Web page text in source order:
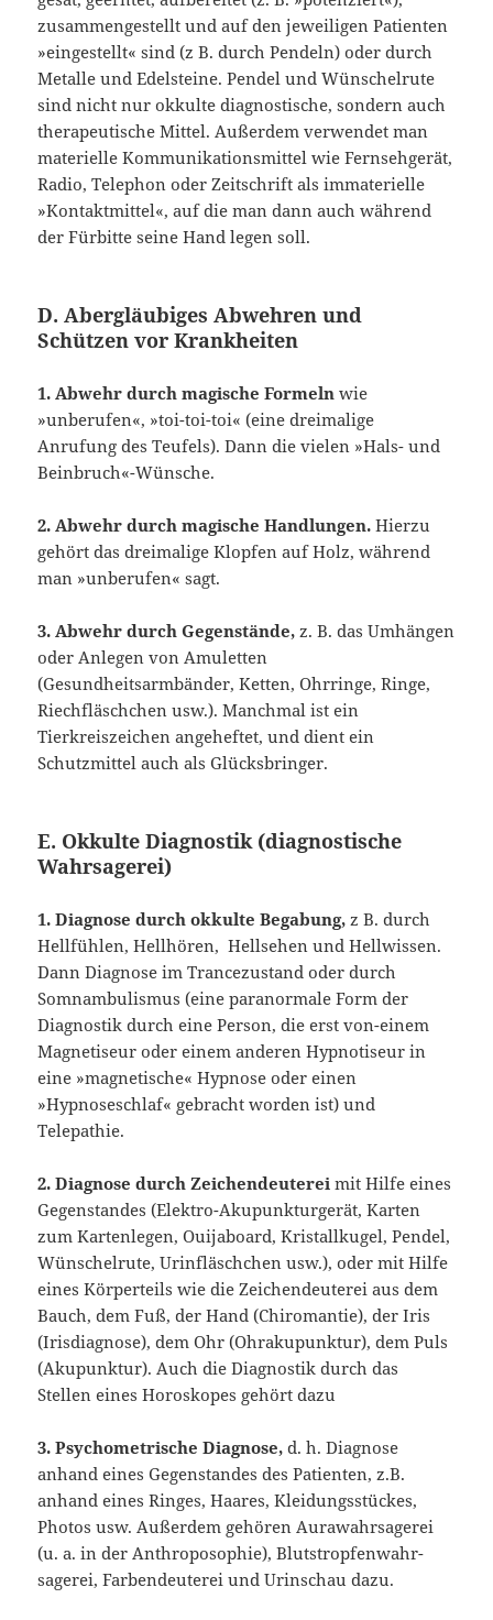
zusammengestellt und auf den jeweiligen Patienten
»eingestellt« sind (z B. durch Pendeln) oder durch
Metalle und Edelstei­ne. Pendel und Wünschelrute
sind nicht nur okkulte diagnostische, sondern auch
therapeutische Mittel. Außerdem verwendet man
materielle Kommunikationsmittel wie Fernsehgerät,
Radio, Telephon oder Zeitschrift als immaterielle
»Kontaktmit­tel«, auf die man dann auch während
der Fürbitte seine Hand legen soll.
D. Abergläubiges Abwehren und
Schützen vor Krankheiten
1. Abwehr durch magische Formeln wie
»unberufen«, »toi-toi-toi« (eine dreimali­ge
Anrufung des Teufels). Dann die vielen »Hals- und
Beinbruch«-Wünsche.
2. Abwehr durch magische Handlungen.Hierzu
gehört das dreimalige Klopfen auf Holz, während
man »unberufen« sagt.
3. Abwehr durch Gegenstände, z. B. das Umhängen
oder Anlegen von Amuletten
(Gesundheitsarmbänder, Ketten, Ohrringe, Ringe,
Riechfläschchen usw.). Manch­mal ist ein
Tierkreiszeichen angeheftet, und dient ein
Schutzmittel auch als Glücksbringer.
E. Okkulte Diagnostik (diagnostische
Wahrsagerei)
1. Diagnose durch okkulte Begabung,z B. durch
Hellfühlen, Hellhören, Hellsehen und Hellwissen.
Dann Diagnose im Trancezustand oder durch
Somnambulismus (eine paranormale Form der
Diagnostik durch eine Person, die erst von-einem
Magnetiseur oder einem anderen Hypnotiseur in
eine »magneti­sche« Hypnose oder einen
»Hypnoseschlaf« gebracht worden ist) und
Telepathie.
2. Diagnose durch Zeichendeuterei mit Hilfe eines
Gegenstandes (Elektro-­Akupunkturgerät, Karten
zum Kartenlegen, Ouijaboard, Kristallkugel, Pendel,
Wünschelrute, Urinfläschchen usw.), oder mit Hilfe
eines Körperteils wie die Zei­chendeuterei aus dem
Bauch, dem Fuß, der Hand (Chiromantie), der Iris
(Irisdiag­nose), dem Ohr (Ohrakupunktur), dem Puls
(Akupunktur). Auch die Diagnostik durch das
Stellen eines Horoskopes gehört dazu
3. Psychometrische Diagnose, d. h. Diagnose
anhand eines Gegenstandes des Patienten, z.B.
anhand eines Ringes, Haares, Kleidungsstückes,
Photos usw. Au­ßerdem gehören Aurawahrsagerei
(u. a. in der Anthroposophie), Blutstropfenwahr­
sagerei, Farbendeuterei und Urinschau dazu.